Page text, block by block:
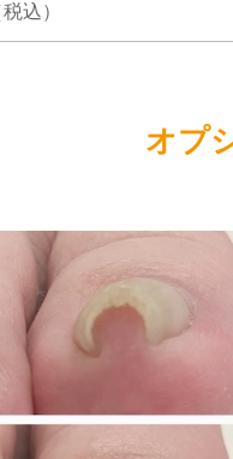
込）
オプ